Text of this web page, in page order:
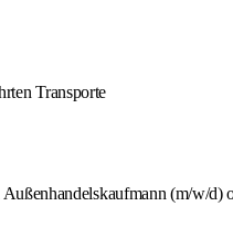
Transporte
(m/w/d)